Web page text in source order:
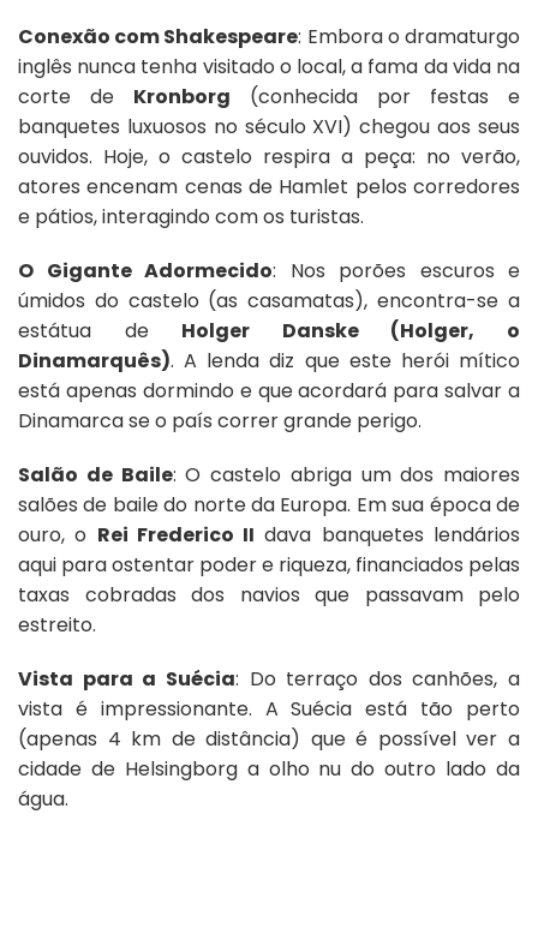
Conexão com Shakespeare: Embora o dramaturgo
inglês nunca tenha visitado o local, a fama da vida na
corte de Kronborg (conhecida por festas e
banquetes luxuosos no século XVI) chegou aos seus
ouvidos. Hoje, o castelo respira a peça: no verão,
atores encenam cenas de Hamlet pelos corredores
e pátios, interagindo com os turistas.
O Gigante Adormecido: Nos porões escuros e
úmidos do castelo (as casamatas), encontra-se a
estátua de Holger Danske (Holger, o
Dinamarquês). A lenda diz que este herói mítico
está apenas dormindo e que acordará para salvar a
Dinamarca se o país correr grande perigo.
Salão de Baile: O castelo abriga um dos maiores
salões de baile do norte da Europa. Em sua época de
ouro, o Rei Frederico II dava banquetes lendários
aqui para ostentar poder e riqueza, financiados pelas
taxas cobradas dos navios que passavam pelo
estreito.
Vista para a Suécia: Do terraço dos canhões, a
vista é impressionante. A Suécia está tão perto
(apenas 4 km de distância) que é possível ver a
cidade de Helsingborg a olho nu do outro lado da
água.